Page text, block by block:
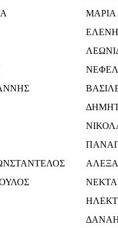
ΕΛΕΝΗ